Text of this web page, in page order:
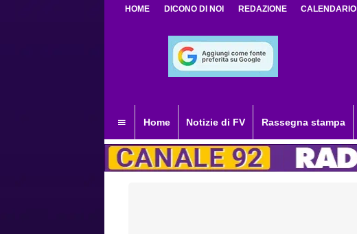
HOME DICONO DI NOI REDAZIONE CALENDARIO
Home Notizie di FV Rassegna stampa